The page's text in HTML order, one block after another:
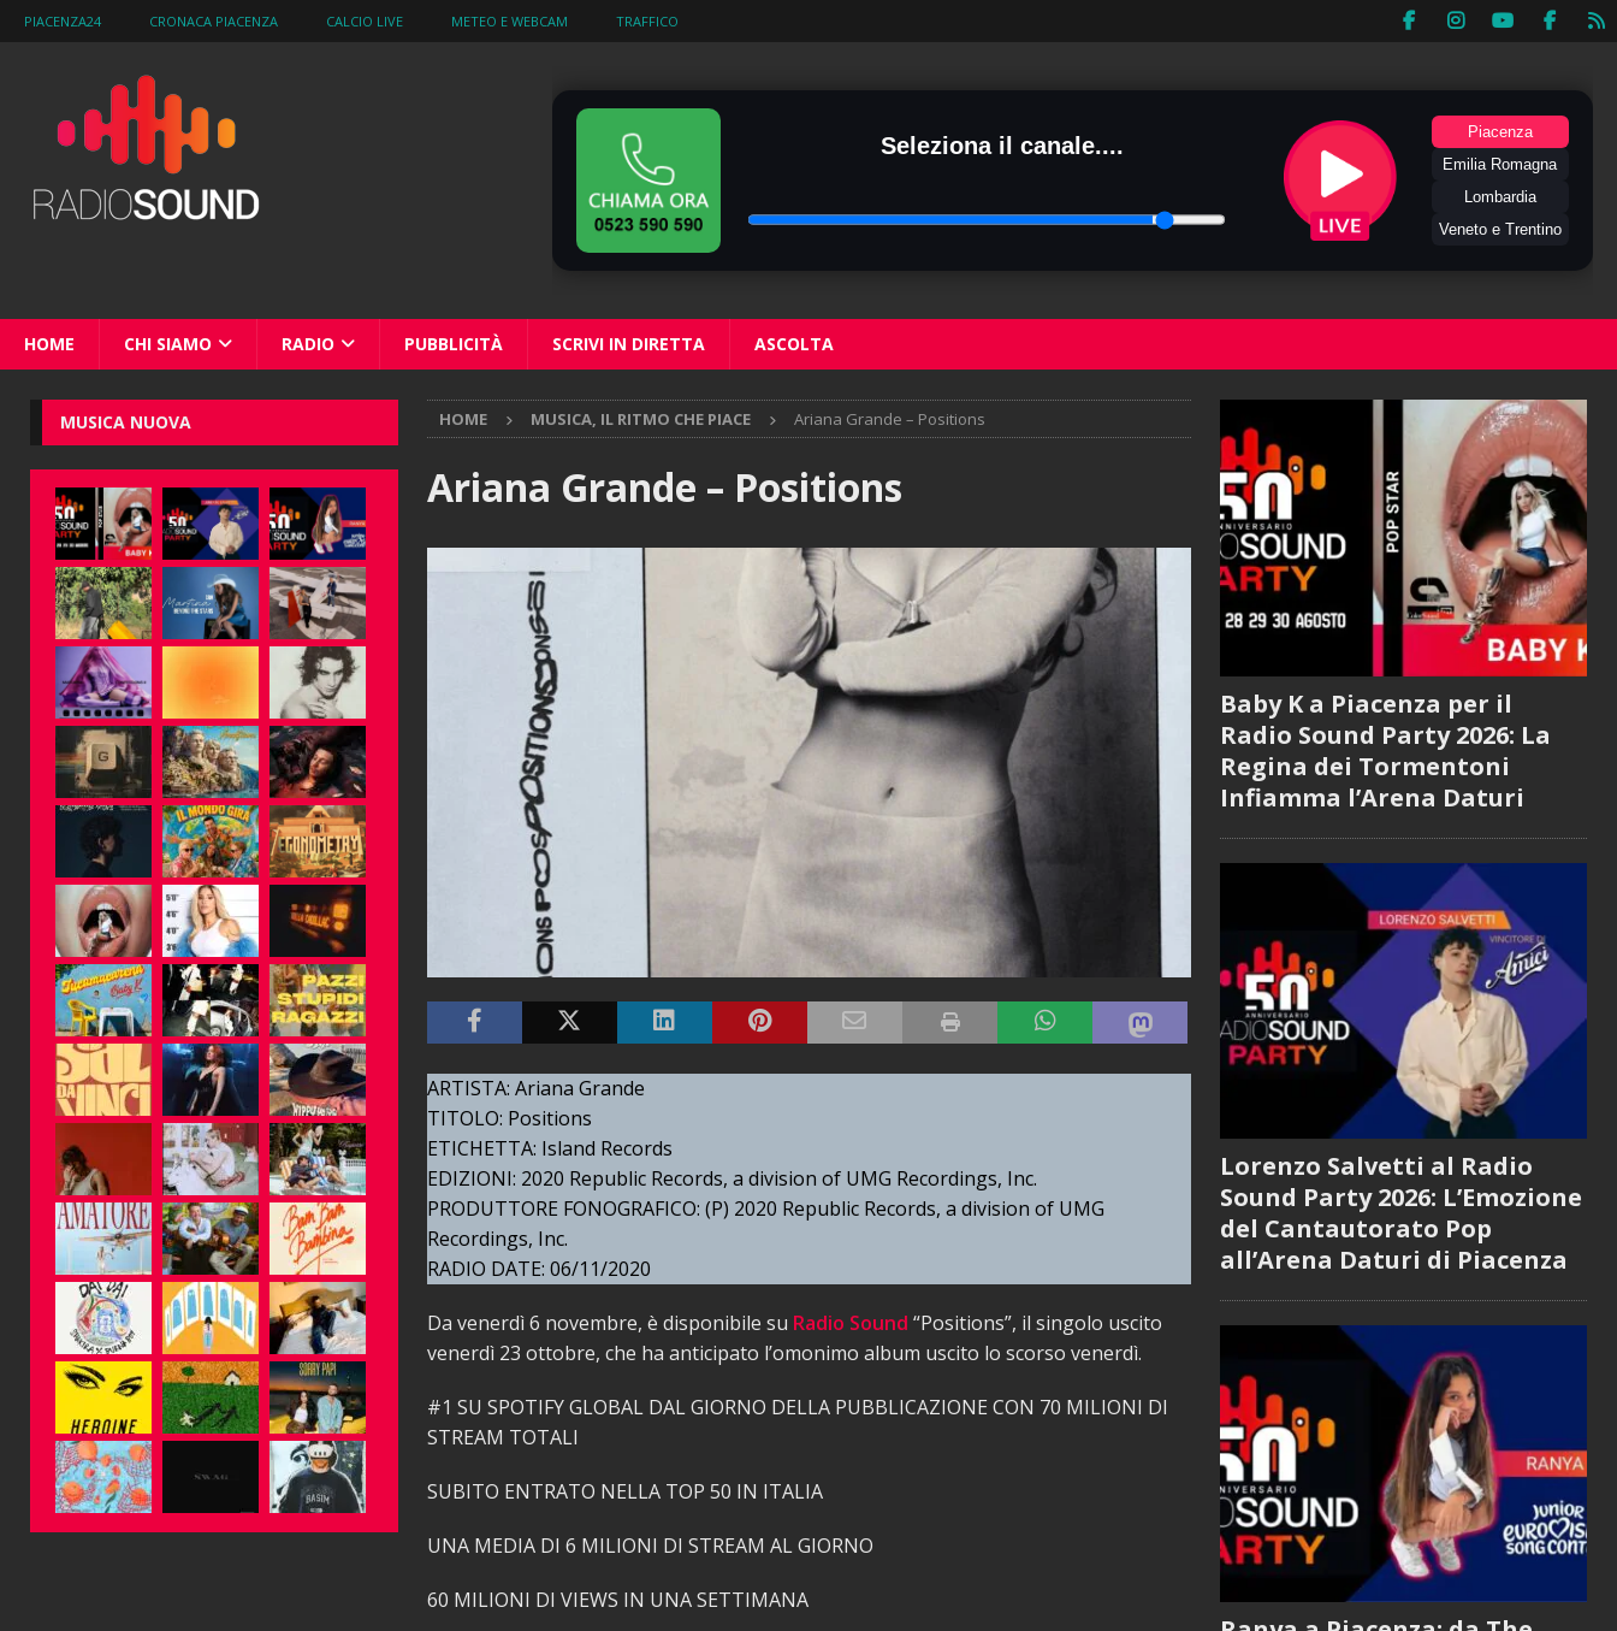
PIACENZA24 CRONACA PIACENZA CALCIO LIVE METEO E WEBCAM TRAFFICO
Seleziona il canale....
Piacenza
Emilia Romagna
Lombardia
Veneto e Trentino
HOME CHI SIAMO RADIO PUBBLICITÀ SCRIVI IN DIRETTA ASCOLTA
HOME MUSICA, IL RITMO CHE PIACE Ariana Grande – Positions
Ariana Grande – Positions
ARTISTA: Ariana Grande
TITOLO: Positions
ETICHETTA: Island Records
EDIZIONI: 2020 Republic Records, a division of UMG Recordings, Inc.
PRODUTTORE FONOGRAFICO: (P) 2020 Republic Records, a division of UMG
Recordings, Inc.
RADIO DATE: 06/11/2020
Da venerdì 6 novembre, è disponibile su Radio Sound “Positions”, il singolo uscito
venerdì 23 ottobre, che ha anticipato l’omonimo album uscito lo scorso venerdì.
#1 SU SPOTIFY GLOBAL DAL GIORNO DELLA PUBBLICAZIONE CON 70 MILIONI DI
STREAM TOTALI
SUBITO ENTRATO NELLA TOP 50 IN ITALIA
UNA MEDIA DI 6 MILIONI DI STREAM AL GIORNO
60 MILIONI DI VIEWS IN UNA SETTIMANA
MUSICA NUOVA
Baby K a Piacenza per il
Radio Sound Party 2026: La
Regina dei Tormentoni
Infiamma l’Arena Daturi
Lorenzo Salvetti al Radio
Sound Party 2026: L’Emozione
del Cantautorato Pop
all’Arena Daturi di Piacenza